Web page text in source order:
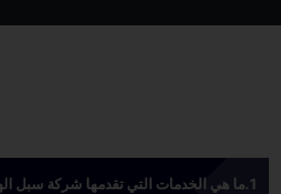
ما هي الخدمات التي تقدمها شركة سبل